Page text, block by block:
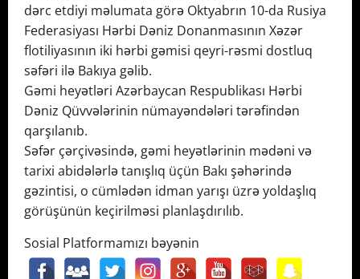
dərc etdiyi məlumata görə Oktyabrın 10-da Rusiya
Federasiyası Hərbi Dəniz Donanmasının Xəzər
flotiliyasının iki hərbi gəmisi qeyri-rəsmi dostluq
səfəri ilə Bakıya gəlib.
Gəmi heyətləri Azərbaycan Respublikası Hərbi
Dəniz Qüvvələrinin nümayəndələri tərəfindən
qarşılanıb.
Səfər çərçivəsində, gəmi heyətlərinin mədəni və
tarixi abidələrlə tanışlıq üçün Bakı şəhərində
gəzintisi, o cümlədən idman yarışı üzrə yoldaşlıq
görüşünün keçirilməsi planlaşdırılıb.
Sosial Platformamızı bəyənin